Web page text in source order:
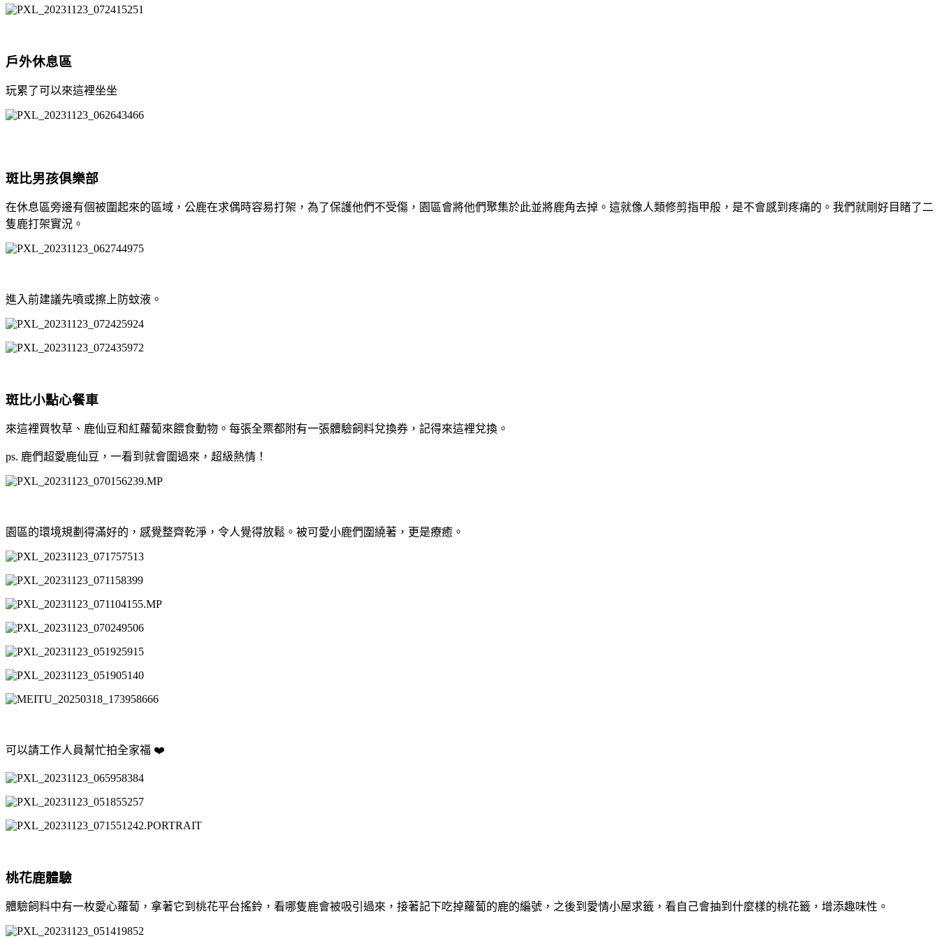
⼾外休息區
玩累了可以來這裡坐坐
斑比男孩俱樂部
在休息區旁邊有個被圍起來的區域，公鹿在求偶時容易打架，為了保護他們不受傷，園區會將他們聚集於此並將鹿角去掉。這就像人類修剪指甲般，是不會感到疼痛的。我們就剛好目睹了二
隻鹿打架實況。
進入前建議先噴或擦上防蚊液。
斑比小點心餐車
來這裡買牧草、鹿仙豆和紅蘿蔔來餵食動物。每張全票都附有一張體驗飼料兌換券，記得來這裡兌換。
ps. 鹿們超愛鹿仙豆，一看到就會圍過來，超級熱情！
園區的環境規劃得滿好的，感覺整齊乾淨，令人覺得放鬆。被可愛小鹿們圍繞著，更是療癒。
可以請工作人員幫忙拍全家福 ❤️
桃花鹿體驗
體驗飼料中有一枚愛心蘿蔔，拿著它到桃花平台搖鈴，看哪隻鹿會被吸引過來，接著記下吃掉蘿蔔的鹿的編號，之後到愛情小屋求籤，看自己會抽到什麼樣的桃花籤，增添趣味性。